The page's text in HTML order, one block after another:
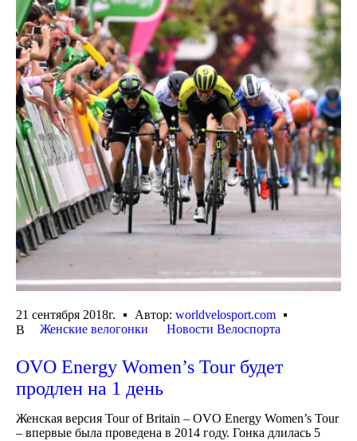
21 сентября 2018г. Автор: worldvelosport.com
В
Женские велогонки Новости Велоспорта
OVO Energy Women’s Tour будет
продлен на 1 день
Женская версия Tour of Britain – OVO Energy Women’s Tour
– впервые была проведена в 2014 году. Гонка длилась 5